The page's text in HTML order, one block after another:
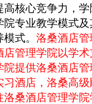
心竞争力，学
专业教学模式
式。 洛桑酒店
管理学院以学
提供洛桑酒店
酒店，洛桑高
桑酒店管理学